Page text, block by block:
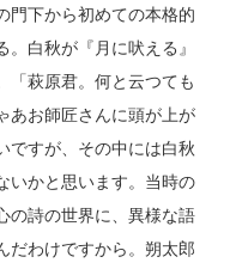
門下から初めての本格的
白秋が『月に吠える』
「萩原君。何と云つても
あお師匠さんに頭が上が
ですが、その中には白秋
いかと思います。当時の
の詩の世界に、異様な語
だわけですから。朔太郎